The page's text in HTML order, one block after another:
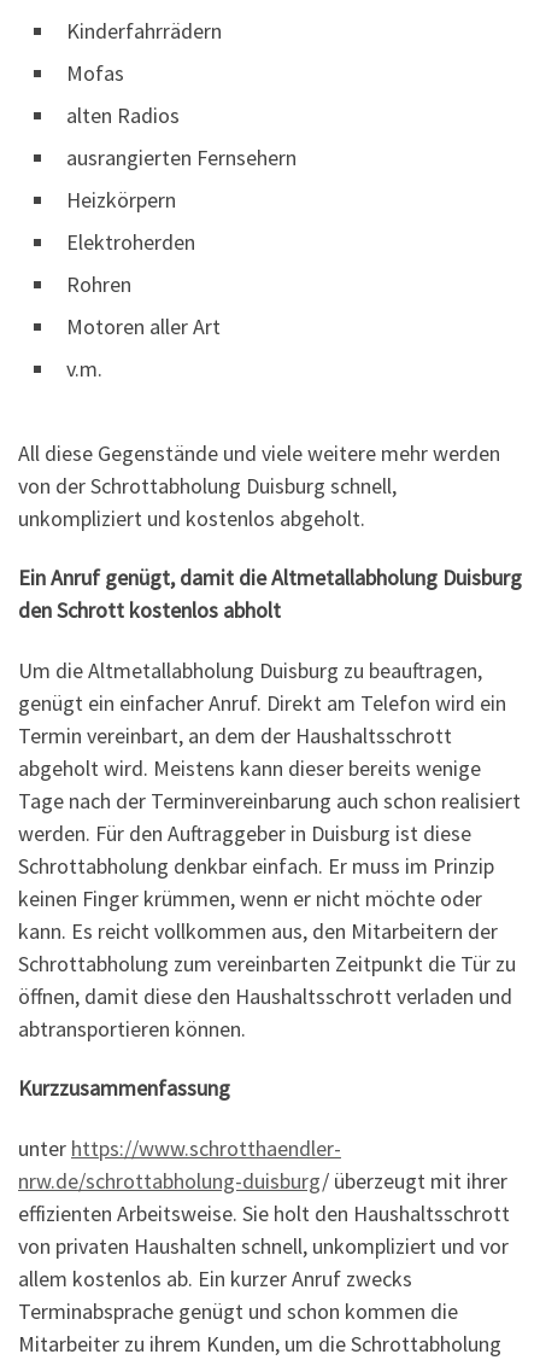
Kinderfahrrädern
Mofas
alten Radios
ausrangierten Fernsehern
Heizkörpern
Elektroherden
Rohren
Motoren aller Art
v.m.
All diese Gegenstände und viele weitere mehr werden
von der Schrottabholung Duisburg schnell,
unkompliziert und kostenlos abgeholt.
Ein Anruf genügt, damit die Altmetallabholung Duisburg
den Schrott kostenlos abholt
Um die Altmetallabholung Duisburg zu beauftragen,
genügt ein einfacher Anruf. Direkt am Telefon wird ein
Termin vereinbart, an dem der Haushaltsschrott
abgeholt wird. Meistens kann dieser bereits wenige
Tage nach der Terminvereinbarung auch schon realisiert
werden. Für den Auftraggeber in Duisburg ist diese
Schrottabholung denkbar einfach. Er muss im Prinzip
keinen Finger krümmen, wenn er nicht möchte oder
kann. Es reicht vollkommen aus, den Mitarbeitern der
Schrottabholung zum vereinbarten Zeitpunkt die Tür zu
öffnen, damit diese den Haushaltsschrott verladen und
abtransportieren können.
Kurzzusammenfassung
unter https://www.schrotthaendler-
nrw.de/schrottabholung-duisburg/ überzeugt mit ihrer
effizienten Arbeitsweise. Sie holt den Haushaltsschrott
von privaten Haushalten schnell, unkompliziert und vor
allem kostenlos ab. Ein kurzer Anruf zwecks
Terminabsprache genügt und schon kommen die
Mitarbeiter zu ihrem Kunden, um die Schrottabholung